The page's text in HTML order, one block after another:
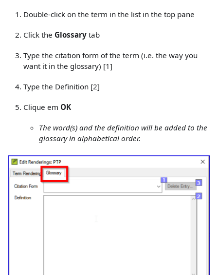
Double-click on the term in the list in the top pane
Click the Glossary tab
Type the citation form of the term (i.e. the way you
want it in the glossary) [1]
Type the Definition [2]
Clique em OK
The word(s) and the definition will be added to the
glossary in alphabetical order.